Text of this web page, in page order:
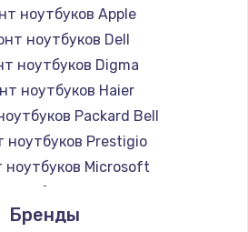
ноутбуков Apple
ноутбуков Dell
ноутбуков Digma
ноутбуков Haier
Packard Bell
ноутбуков Prestigio
ноутбуков Microsoft
ноутбуков Alienware
ноутбуков Aquarius
Бренды